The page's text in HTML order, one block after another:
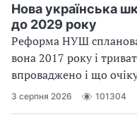
Нова українська
до 2029 року
Реформа НУШ
вона 2017 року і
впроваджено і що
3 серпня 2026 101304